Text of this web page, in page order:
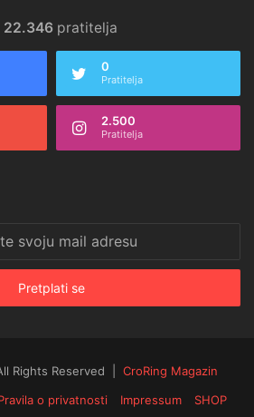
22.346 pratitelja
0
Pratitelja
2.500
Pratitelja
Rights Reserved | CroRing Magazin
o privatnosti Impressum SHOP